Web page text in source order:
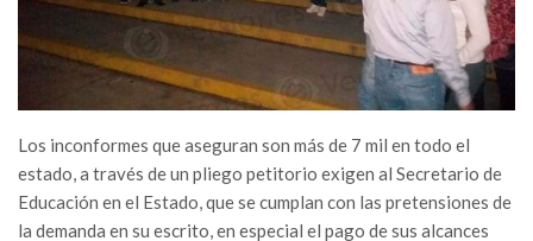
Los inconformes que aseguran son más de 7 mil en todo el
estado, a través de un pliego petitorio exigen al Secretario de
Educación en el Estado, que se cumplan con las pretensiones de
la demanda en su escrito, en especial el pago de sus alcances